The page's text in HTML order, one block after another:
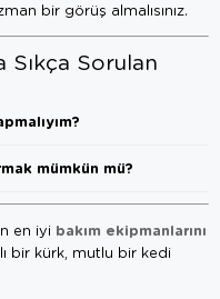
bir görüş almalısınız.
Sıkça Sorulan
mümkün mü?
en iyi bakım ekipmanlarını
bir kürk, mutlu bir kedi